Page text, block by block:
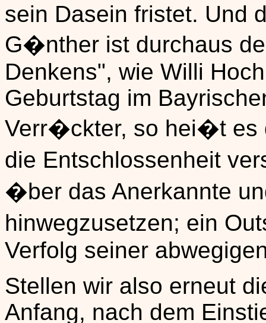
sein Dasein fristet. Und
G�nther ist durchaus
Denkens", wie Willi
Geburtstag im
Verr�ckter, so hei�t es
die Entschlossenheit
�ber das Anerkannte
hinwegzusetzen; ein
Verfolg seiner
Stellen wir also erneut
Anfang, nach dem